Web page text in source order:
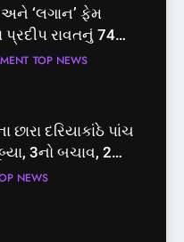
અને ‘લગાન’ ફેમ
રાવતનું 74
નિધન, બ્લડ કેન્સર
TOP NEWS
છારા દરિયાકાંઠે પાંચ
3નો બચાવ, 2
NEWS